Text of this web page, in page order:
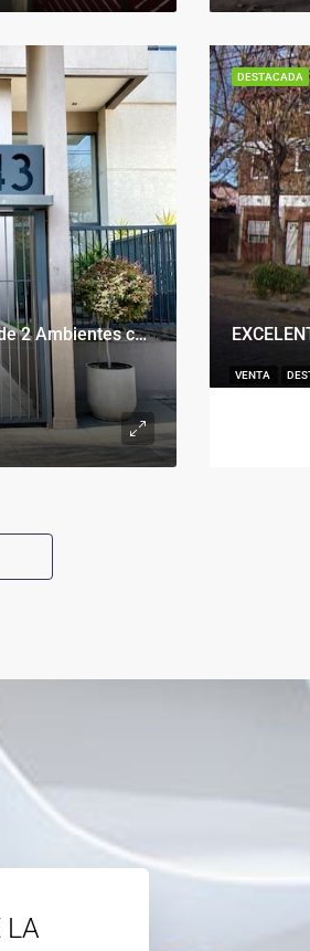
OPORTUNIDAD!!! Departamento de 2 Ambientes con Cochera en Banfield Este
VENTA
DESTACADA
LA